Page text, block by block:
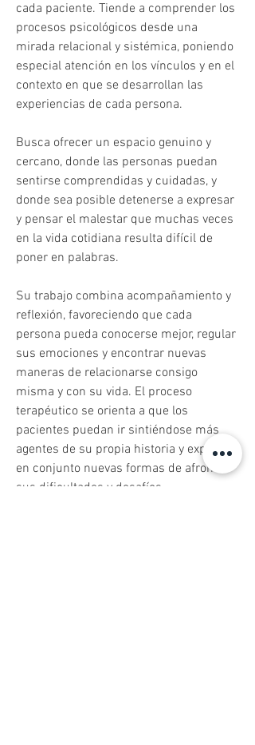
cada paciente. Tiende a comprender los
procesos psicológicos desde una
mirada relacional y sistémica, poniendo
especial atención en los vínculos y en el
contexto en que se desarrollan las
experiencias de cada persona.
Busca ofrecer un espacio genuino y
cercano, donde las personas puedan
sentirse comprendidas y cuidadas, y
donde sea posible detenerse a expresar
y pensar el malestar que muchas veces
en la vida cotidiana resulta difícil de
poner en palabras.
Su trabajo combina acompañamiento y
reflexión, favoreciendo que cada
persona pueda conocerse mejor, regular
sus emociones y encontrar nuevas
maneras de relacionarse consigo
misma y con su vida. El proceso
terapéutico se orienta a que los
pacientes puedan ir sintiéndose más
agentes de su propia historia y explorar
en conjunto nuevas formas de afrontar
sus dificultades y desafíos.